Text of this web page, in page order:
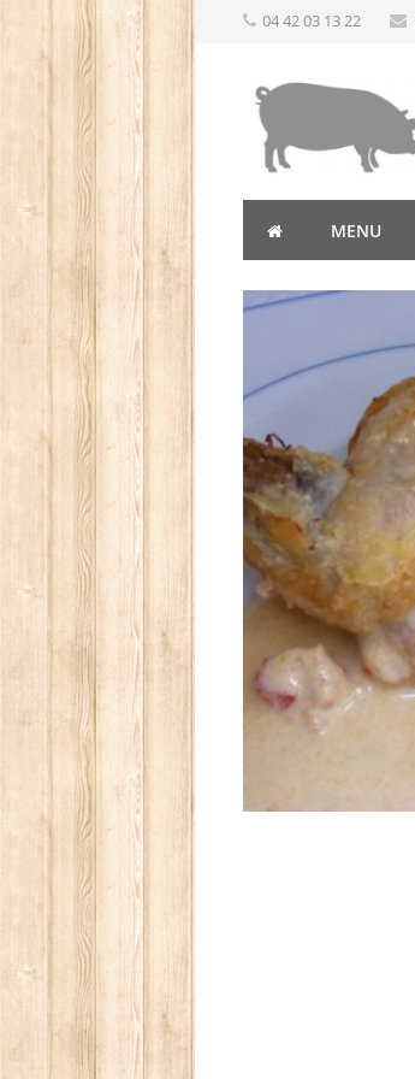
04 42 03 13 22
MENU